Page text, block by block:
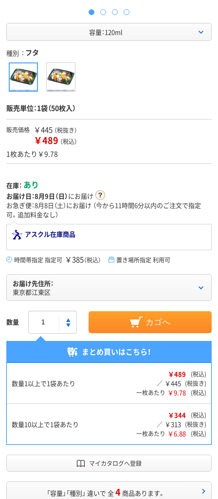
容量：120ml
種別 フタ
販売単位：1袋（50枚入）
販売価格 ￥445 （税抜き）
￥489 （税込）
1枚あたり￥9.78
在庫： あり
お届け日：8月9日（日）にお届け
お急ぎ便：8月8日（土）にお届け （今から11時間6分以内のご注文で指定
可。追加料金なし）
アスクル在庫商品
時間帯指定 指定可 ￥385（税込） 置き場所指定 利用可
お届け先住所：
東京都江東区
数量 カゴへ
まとめ買いはこちら！
数量1以上で1袋あたり
￥489
(税込)
／ ￥445 (税抜き)
一枚あたり ￥9.78 (税込)
数量10以上で1袋あたり
￥344
(税込)
／ ￥313 (税抜き)
一枚あたり ￥6.88 (税込)
マイカタログへ登録
「容量」「種別」 違いで 全4 商品あります。